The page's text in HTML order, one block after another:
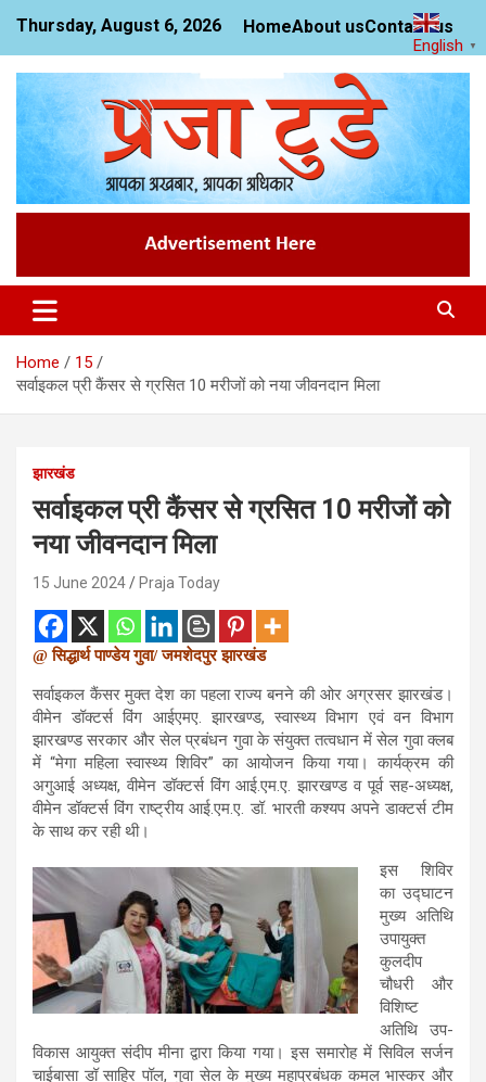
content
Thursday, August 6, 2026 HomeAbout usContact us
Praja Today
News Website
Home
15
सर्वाइकल प्री कैंसर से ग्रसित 10 मरीजों को नया जीवनदान मिला
झारखंड
सर्वाइकल प्री कैंसर से ग्रसित 10 मरीजों को
नया जीवनदान मिला
15 June 2024 Praja Today
@ सिद्धार्थ पाण्डेय गुवा/ जमशेदपुर झारखंड
सर्वाइकल कैंसर मुक्त देश का पहला राज्य बनने की ओर अग्रसर झारखंड।
वीमेन डॉक्टर्स विंग आईएमए. झारखण्ड, स्वास्थ्य विभाग एवं वन विभाग
झारखण्ड सरकार और सेल प्रबंधन गुवा के संयुक्त तत्वधान में सेल गुवा क्लब
में “मेगा महिला स्वास्थ्य शिविर” का आयोजन किया गया। कार्यक्रम की
अगुआई अध्यक्ष, वीमेन डॉक्टर्स विंग आई.एम.ए. झारखण्ड व पूर्व सह-अध्यक्ष,
वीमेन डॉक्टर्स विंग राष्ट्रीय आई.एम.ए. डॉ. भारती कश्यप अपने डाक्टर्स टीम
के साथ कर रही थी।
इस शिविर
का उद्घाटन
मुख्य अतिथि
उपायुक्त
कुलदीप
चौधरी और
विशिष्ट
अतिथि उप-
विकास आयुक्त संदीप मीना द्वारा किया गया। इस समारोह में सिविल सर्जन
चाईबासा डॉ साहिर पॉल, गुवा सेल के मुख्य महाप्रबंधक कमल भास्कर और
English ▼